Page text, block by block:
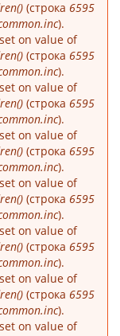
(строка 6595
).
on value of
(строка 6595
).
on value of
(строка 6595
).
on value of
(строка 6595
).
on value of
(строка 6595
).
on value of
(строка 6595
).
on value of
(строка 6595
).
on value of